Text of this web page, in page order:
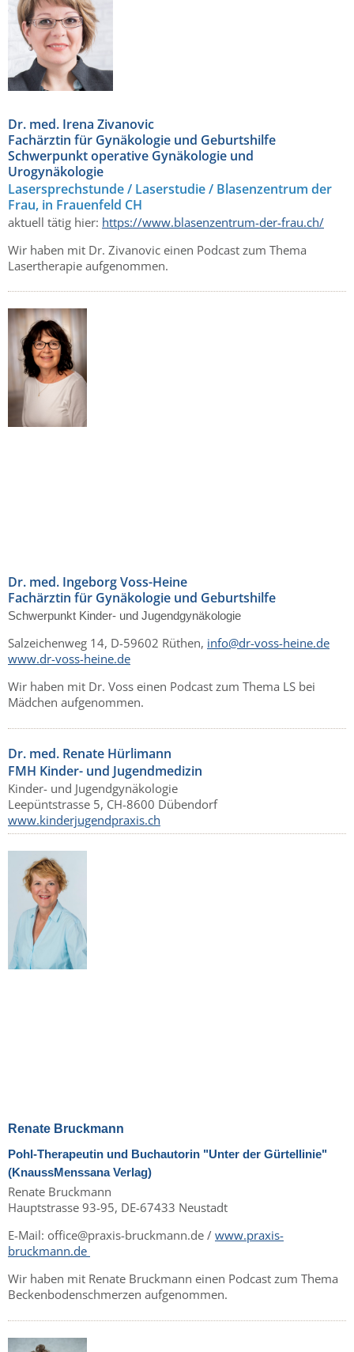
Dr. med. Irena Zivanovic
Fachärztin für Gynäkologie und Geburtshilfe
Schwerpunkt operative Gynäkologie und
Urogynäkologie
Lasersprechstunde / Laserstudie / Blasenzentrum der
Frau, in Frauenfeld CH
aktuell tätig hier: https://www.blasenzentrum-der-frau.ch/
Wir haben mit Dr. Zivanovic einen Podcast zum Thema
Lasertherapie aufgenommen.
Dr. med. Ingeborg Voss-Heine
Fachärztin für Gynäkologie und Geburtshilfe
Schwerpunkt Kinder- und Jugendgynäkologie
Salzeichenweg 14, D-59602 Rüthen, info@dr-voss-heine.de
www.dr-voss-heine.de
Wir haben mit Dr. Voss einen Podcast zum Thema LS bei
Mädchen aufgenommen.
Dr. med. Renate Hürlimann
FMH Kinder- und Jugendmedizin
Kinder- und Jugendgynäkologie
Leepüntstrasse 5, CH-8600 Dübendorf
www.kinderjugendpraxis.ch
Renate Bruckmann
Pohl-Therapeutin und Buchautorin "Unter der Gürtellinie"
(KnaussMenssana Verlag)
Renate Bruckmann
Hauptstrasse 93-95, DE-67433 Neustadt
E-Mail: office@praxis-bruckmann.de / www.praxis-
bruckmann.de
Wir haben mit Renate Bruckmann einen Podcast zum Thema
Beckenbodenschmerzen aufgenommen.